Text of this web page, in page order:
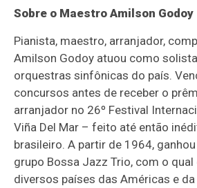
Sobre o Maestro Amilson Godoy
Pianista, maestro, arranjador,
Amilson Godoy atuou como
orquestras sinfônicas do país.
concursos antes de receber o
arranjador no 26º Festival
Viña Del Mar – feito até então
brasileiro. A partir de 1964,
grupo Bossa Jazz Trio, com o
diversos países das Américas e da